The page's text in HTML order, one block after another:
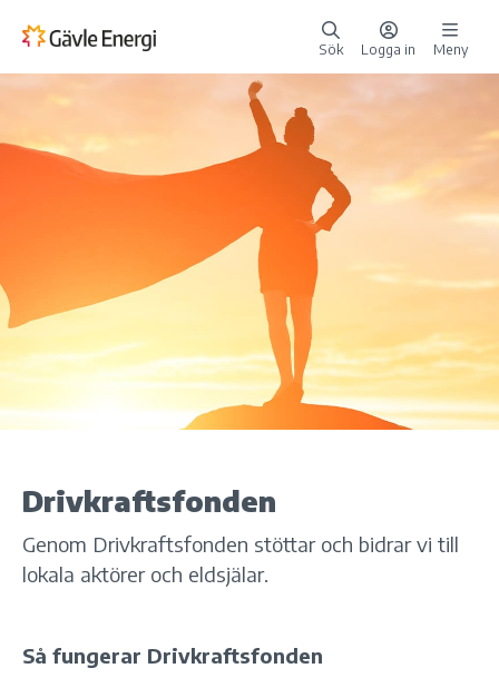
Sök Logga in Meny
Drivkraftsfonden
Genom Drivkraftsfonden stöttar och bidrar vi till
lokala aktörer och eldsjälar.
Så fungerar Drivkraftsfonden